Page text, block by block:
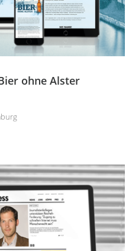
ohne Alster